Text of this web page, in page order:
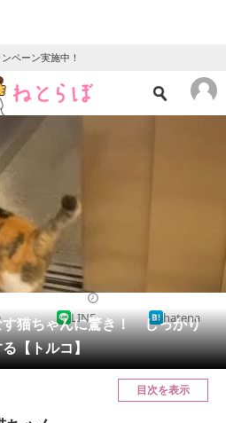
ペーン実施中！
教育・育児
リサーチ
す猫ちゃんに驚き！ しっかり
【トルコ】
LINE hatena
目次を表示